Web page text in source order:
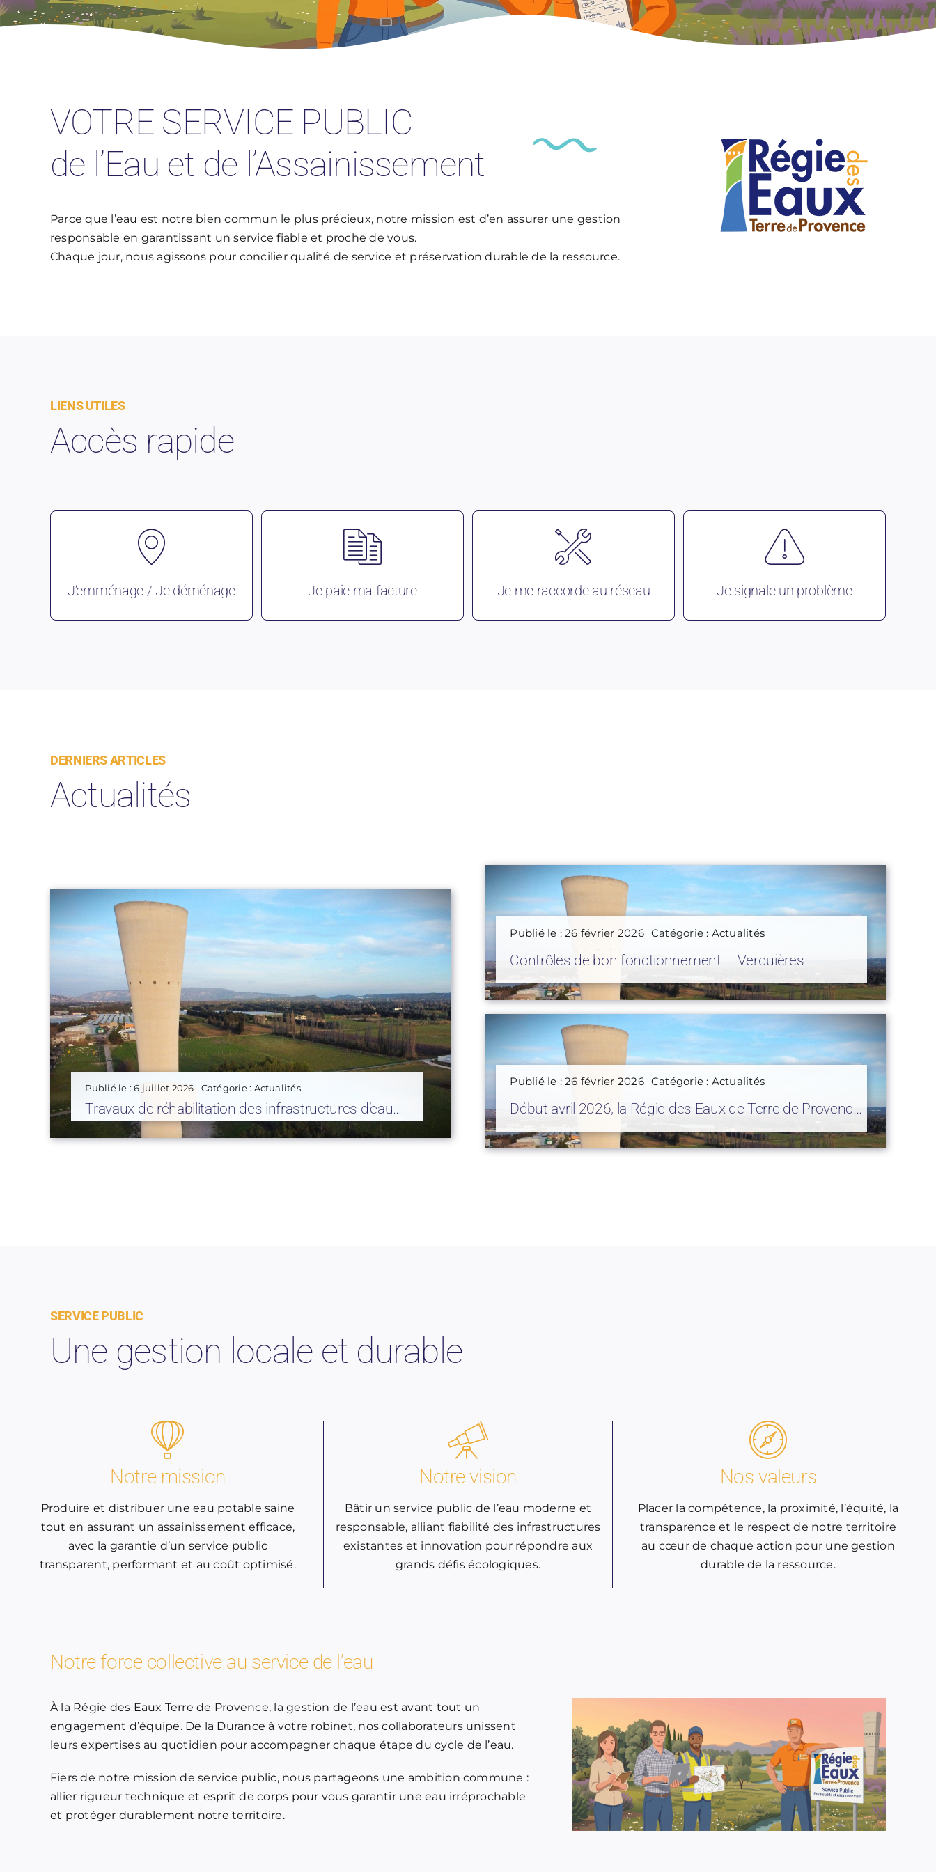
VOTRE SERVICE PUBLIC
de l’Eau et de l’Assainissement
Parce que l’eau est notre bien commun le plus précieux, notre mission est d’en assurer une gestion
responsable en garantissant un service fiable et proche de vous.
Chaque jour, nous agissons pour concilier qualité de service et préservation durable de la ressource.
LIENS UTILES
Accès rapide
J’emménage / Je déménage Je paie ma facture Je me raccorde au réseau Je signale un problème
DERNIERS ARTICLES
Actualités
Publié le : 6 juillet 2026 Catégorie : Actualités
Travaux de réhabilitation des infrastructures d’eau
potable – Avenue du Docteur Georges Perrier à
Châteaurenard
Publié le : 26 février 2026 Catégorie : Actualités
Contrôles de bon fonctionnement – Verquières
Publié le : 26 février 2026 Catégorie : Actualités
Début avril 2026, la Régie des Eaux de Terre de Provence
d’assainissement individuel dans la commune de
SERVICE PUBLIC
Une gestion locale et durable
Notre mission
Produire et distribuer une eau potable saine
tout en assurant un assainissement efficace,
avec la garantie d’un service public
transparent, performant et au coût optimisé.
Notre vision
Bâtir un service public de l’eau moderne et
responsable, alliant fiabilité des infrastructures
existantes et innovation pour répondre aux
grands défis écologiques.
Nos valeurs
Placer la compétence, la proximité, l’équité, la
transparence et le respect de notre territoire
au cœur de chaque action pour une gestion
durable de la ressource.
Notre force collective au service de l’eau
À la Régie des Eaux Terre de Provence, la gestion de l’eau est avant tout un
engagement d’équipe. De la Durance à votre robinet, nos collaborateurs unissent
leurs expertises au quotidien pour accompagner chaque étape du cycle de l’eau.
Fiers de notre mission de service public, nous partageons une ambition commune :
allier rigueur technique et esprit de corps pour vous garantir une eau irréprochable
et protéger durablement notre territoire.